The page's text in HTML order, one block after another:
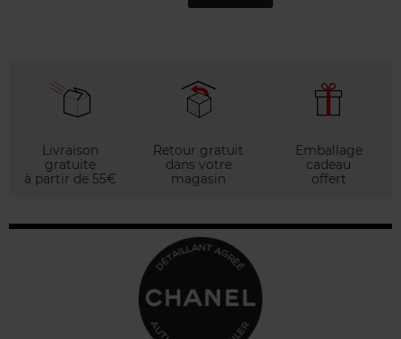
Livraison
gratuite
à partir de 55€
Retour gratuit
dans votre
magasin
Emballage
cadeau
offert